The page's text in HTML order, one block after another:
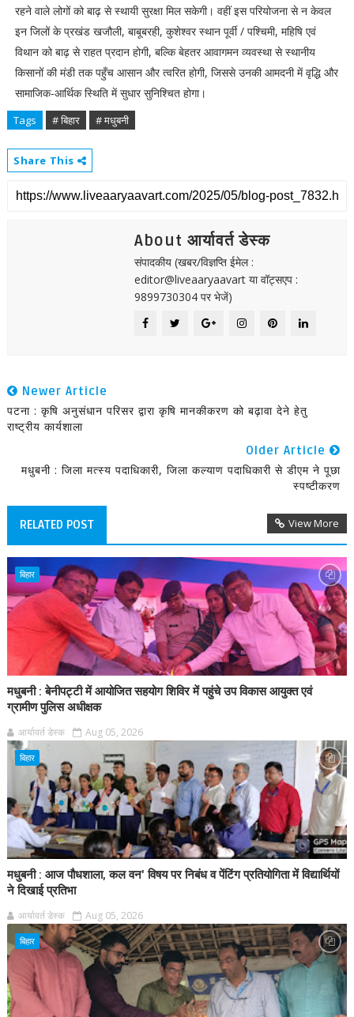
रहने वाले लोगों को बाढ़ से स्थायी सुरक्षा मिल सकेगी। वहीं इस परियोजना से न केवल
इन जिलों के प्रखंड खजौली, बाबूबरही, कुशेश्वर स्थान पूर्वी / पश्चिमी, महिषि एवं
विथान को बाढ़ से राहत प्रदान होगी, बल्कि बेहतर आवागमन व्यवस्था से स्थानीय
किसानों की मंडी तक पहुँच आसान और त्वरित होगी, जिससे उनकी आमदनी में वृद्धि और
सामाजिक-आर्थिक स्थिति में सुधार सुनिश्चित होगा।
Tags # बिहार # मधुबनी
Share This
About आर्यावर्त डेस्क
संपादकीय (खबर/विज्ञप्ति ईमेल :
editor@liveaaryaavart या वॉट्सएप :
9899730304 पर भेजें)
Newer Article
पटना : कृषि अनुसंधान परिसर द्वारा कृषि मानकीकरण को बढ़ावा देने हेतु
राष्ट्रीय कार्यशाला
Older Article
मधुबनी : जिला मत्स्य पदाधिकारी, जिला कल्याण पदाधिकारी से डीएम ने पूछा
स्पष्टीकरण
RELATED POST View More
बिहार
मधुबनी : बेनीपट्टी में आयोजित सहयोग शिविर में पहुंचे उप विकास आयुक्त एवं
ग्रामीण पुलिस अधीक्षक
आर्यावर्त डेस्क Aug 05, 2026
बिहार
मधुबनी : आज पौधशाला, कल वन' विषय पर निबंध व पेंटिंग प्रतियोगिता में विद्यार्थियों
ने दिखाई प्रतिभा
आर्यावर्त डेस्क Aug 05, 2026
बिहार